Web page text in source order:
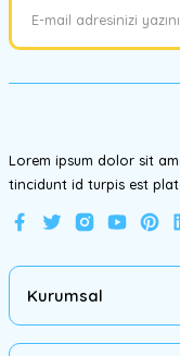
Ürün bilgilerinde
Lorem ipsum dolor sit
tincidunt id turpis est
Kurumsal